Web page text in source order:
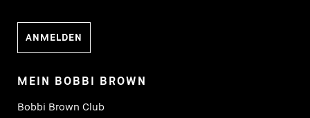
MEIN BOBBI BROWN
Bobbi Brown Club